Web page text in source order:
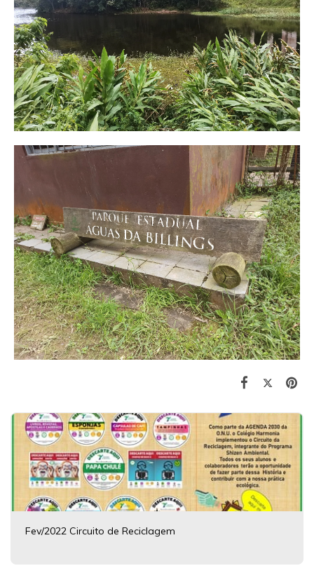
Fev/2022 Circuito de Reciclagem